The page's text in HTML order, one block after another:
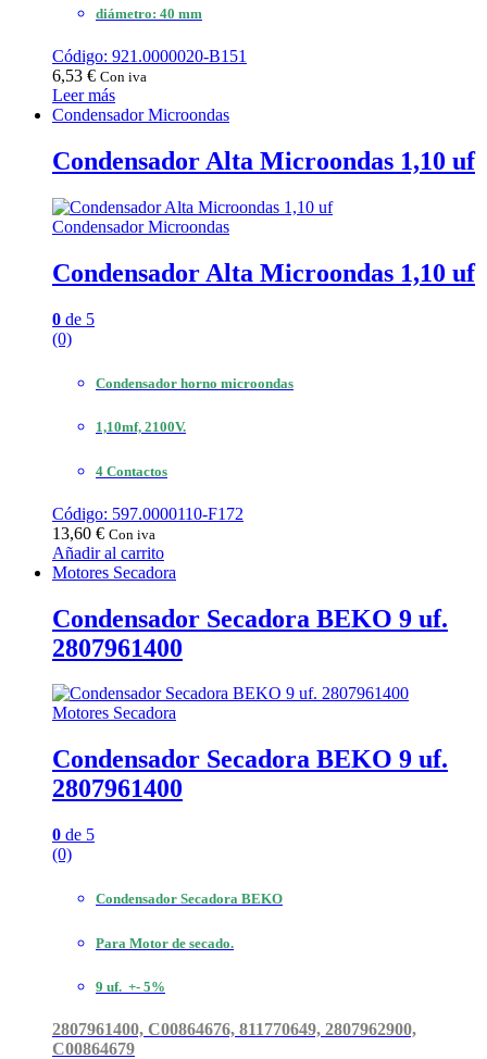
diámetro: 40 mm
Código: 921.0000020-B151
6,53 € Con iva
Leer más
Condensador Microondas
Condensador Alta Microondas 1,10 uf
Condensador Microondas
Condensador Alta Microondas 1,10 uf
0 de 5
(0)
Condensador horno microondas
1,10mf, 2100V.
4 Contactos
Código: 597.0000110-F172
13,60 € Con iva
Añadir al carrito
Motores Secadora
Condensador Secadora BEKO 9 uf.
2807961400
Motores Secadora
Condensador Secadora BEKO 9 uf.
2807961400
0 de 5
(0)
Condensador Secadora BEKO
Para Motor de secado.
9 uf. +- 5%
2807961400, C00864676, 811770649, 2807962900,
C00864679